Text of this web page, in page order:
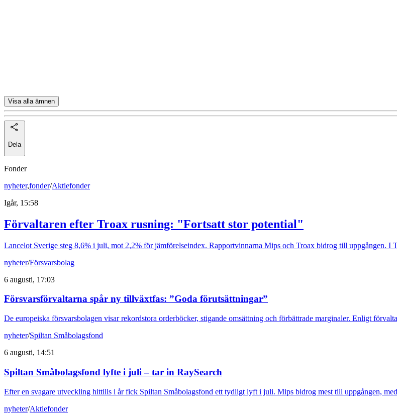
Visa alla ämnen
Dela
Fonder
nyheter,fonder/Aktiefonder
Igår, 15:58
Förvaltaren efter Troax rusning: "Fortsatt stor potential"
Lancelot Sverige steg 8,6% i juli, mot 2,2% för jämförelseindex. Rapportvinnarna Mips och Troax bidrog till uppgången. I
nyheter/Försvarsbolag
6 augusti, 17:03
Försvarsförvaltarna spår ny tillväxtfas: ”Goda förutsättningar”
De europeiska försvarsbolagen visar rekordstora orderböcker, stigande omsättning och förbättrade marginaler. Enligt
nyheter/Spiltan Småbolagsfond
6 augusti, 14:51
Spiltan Småbolagsfond lyfte i juli – tar in RaySearch
Efter en svagare utveckling hittills i år fick Spiltan Småbolagsfond ett tydligt lyft i juli. Mips bidrog mest till uppgången,
nyheter/Aktiefonder